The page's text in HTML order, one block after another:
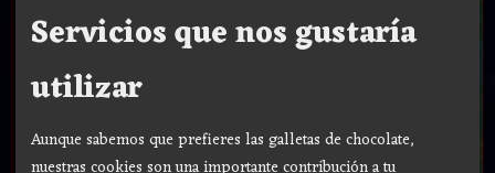
Servicios que nos gustaría
utilizar
Aunque sabemos que prefieres las galletas de chocolate,